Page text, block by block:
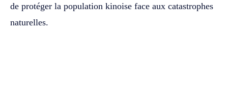
de protéger la population kinoise face aux catastrophes
naturelles.‎